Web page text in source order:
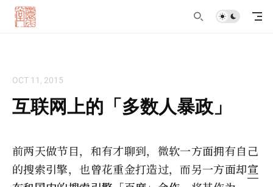
OCT 11, 2015
互联网上的「多数人暴政」
前两天做节目，和有才聊到，微软一方面拥有自己
的搜索引擎，也曾花重金打造过，而另一方面却宣